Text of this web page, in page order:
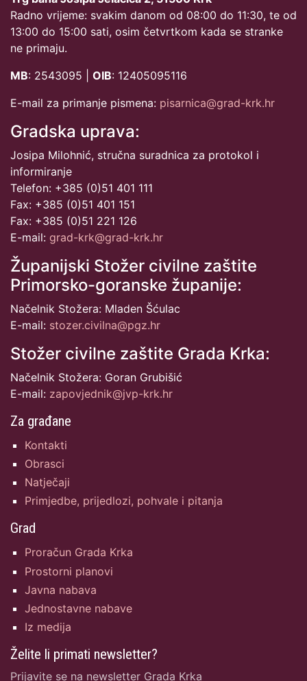
Radno vrijeme: svakim danom od 08:00 do 11:30, te od
13:00 do 15:00 sati, osim četvrtkom kada se stranke
ne primaju.
MB: 2543095 | OIB: 12405095116
E-mail za primanje pismena: pisarnica@grad-krk.hr
Gradska uprava:
Josipa Milohnić, stručna suradnica za protokol i
informiranje
Telefon: +385 (0)51 401 111
Fax: +385 (0)51 401 151
Fax: +385 (0)51 221 126
E-mail: grad-krk@grad-krk.hr
Županijski Stožer civilne zaštite
Primorsko-goranske županije:
Načelnik Stožera: Mladen Šćulac
E-mail: stozer.civilna@pgz.hr
Stožer civilne zaštite Grada Krka:
Načelnik Stožera: Goran Grubišić
E-mail: zapovjednik@jvp-krk.hr
Za građane
Kontakti
Obrasci
Natječaji
Primjedbe, prijedlozi, pohvale i pitanja
Grad
Proračun Grada Krka
Prostorni planovi
Javna nabava
Jednostavne nabave
Iz medija
Želite li primati newsletter?
Prijavite se na newsletter Grada Krka